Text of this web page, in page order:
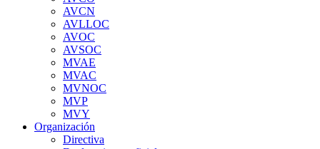
AVCN
AVLLOC
AVOC
AVSOC
MVAE
MVAC
MVNOC
MVP
MVY
Organización
Directiva